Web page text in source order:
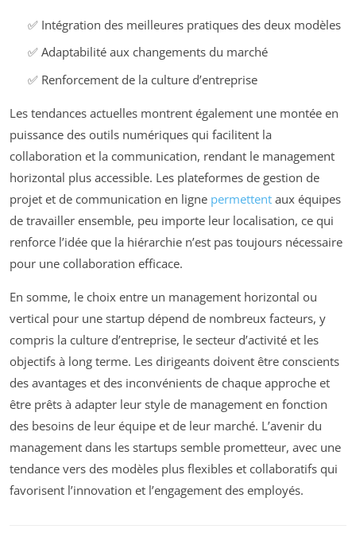
✅ Intégration des meilleures pratiques des deux modèles
✅ Adaptabilité aux changements du marché
✅ Renforcement de la culture d’entreprise
Les tendances actuelles montrent également une montée en
puissance des outils numériques qui facilitent la
collaboration et la communication, rendant le management
horizontal plus accessible. Les plateformes de gestion de
projet et de communication en ligne permettent aux équipes
de travailler ensemble, peu importe leur localisation, ce qui
renforce l’idée que la hiérarchie n’est pas toujours nécessaire
pour une collaboration efficace.
En somme, le choix entre un management horizontal ou
vertical pour une startup dépend de nombreux facteurs, y
compris la culture d’entreprise, le secteur d’activité et les
objectifs à long terme. Les dirigeants doivent être conscients
des avantages et des inconvénients de chaque approche et
être prêts à adapter leur style de management en fonction
des besoins de leur équipe et de leur marché. L’avenir du
management dans les startups semble prometteur, avec une
tendance vers des modèles plus flexibles et collaboratifs qui
favorisent l’innovation et l’engagement des employés.